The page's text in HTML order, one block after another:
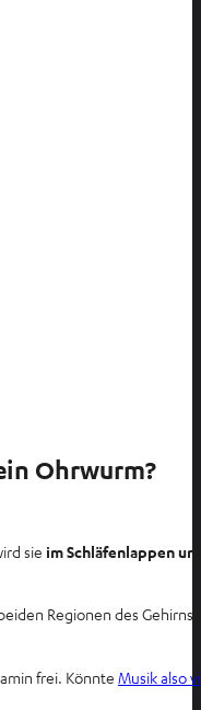
Ohrwurm?
sie im Schläfenlappen
Regionen des
frei. Könnte Musik also